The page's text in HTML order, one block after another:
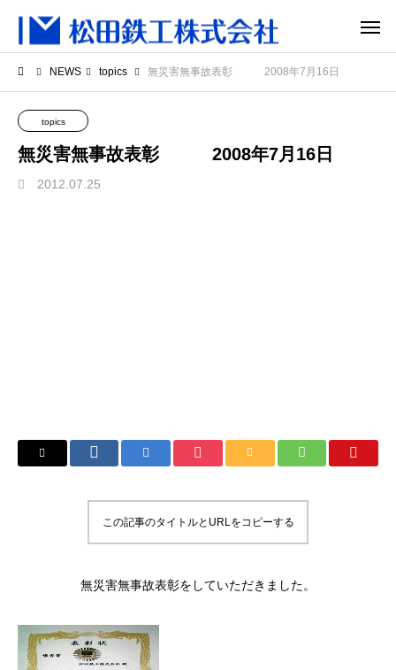
NEWS topics 無災害無事故表彰 2008年7月16日
topics
無災害無事故表彰 2008年7月16日
2012.07.25
この記事のタイトルとURLをコピーする
無災害無事故表彰をしていただきました。